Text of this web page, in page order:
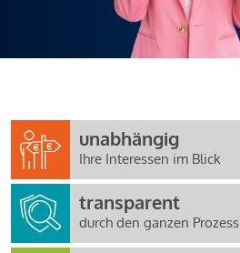
unabhängig
Ihre Interessen im Blick
transparent
durch den ganzen Prozess